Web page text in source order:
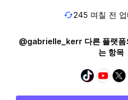
245 며칠 전 업
@gabrielle_kerr 다른 플랫폼
는 항목